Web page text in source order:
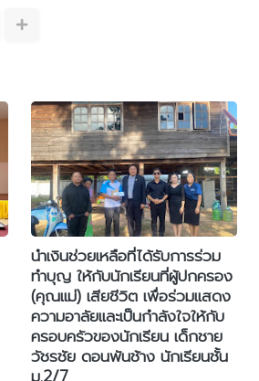
นำเงินช่วยเหลือที่ได้รับการร่วม
ทำบุญ ให้กับนักเรียนที่ผู้ปกครอง
(คุณแม่) เสียชีวิต เพื่อร่วมแสดง
ความอาลัยและเป็นกำลังใจให้กับ
ครอบครัวของนักเรียน เด็กชาย
วัชรชัย ดอนพันช้าง นักเรียนชั้น